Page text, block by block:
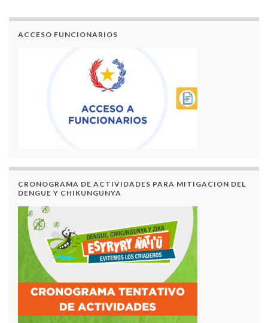
ACCESO FUNCIONARIOS
CRONOGRAMA DE ACTIVIDADES PARA MITIGACION DEL
DENGUE Y CHIKUNGUNYA